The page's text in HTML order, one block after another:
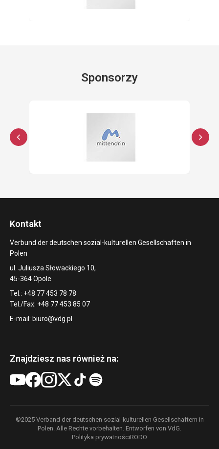
Sponsorzy
Kontakt
Verbund der deutschen sozial-kulturellen Gesellschaften in
Polen
ul. Juliusza Słowackiego 10,
45-364 Opole
Tel.: +48 77 453 78 78
Tel./Fax: +48 77 453 85 07
E-mail: biuro@vdg.pl
Znajdziesz nas również na:
©2025 Verband der deutschen sozial-kulturellen Gesellschaftern in
Polen. Alle Rechte vorbehalten. Entworfen von VdG.
Polityka prywatnościRODO